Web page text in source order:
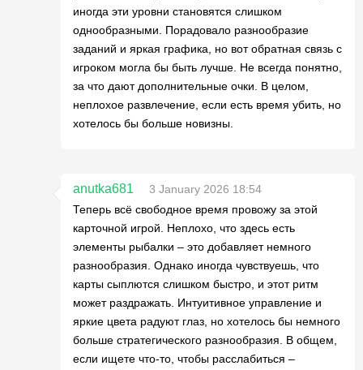
иногда эти уровни становятся слишком
однообразными. Порадовало разнообразие
заданий и яркая графика, но вот обратная связь с
игроком могла бы быть лучше. Не всегда понятно,
за что дают дополнительные очки. В целом,
неплохое развлечение, если есть время убить, но
хотелось бы больше новизны.
anutka681
3 January 2026 18:54
Теперь всё свободное время провожу за этой
карточной игрой. Неплохо, что здесь есть
элементы рыбалки – это добавляет немного
разнообразия. Однако иногда чувствуешь, что
карты сыплются слишком быстро, и этот ритм
может раздражать. Интуитивное управление и
яркие цвета радуют глаз, но хотелось бы немного
больше стратегического разнообразия. В общем,
если ищете что-то, чтобы расслабиться –